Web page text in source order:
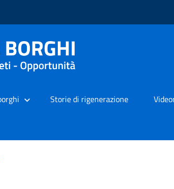
Storie di rigenerazione